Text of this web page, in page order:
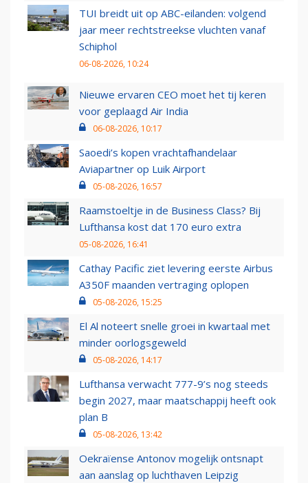
TUI breidt uit op ABC-eilanden: volgend
jaar meer rechtstreekse vluchten vanaf
Schiphol
06-08-2026, 10:24
Nieuwe ervaren CEO moet het tij keren
voor geplaagd Air India
06-08-2026, 10:17
Saoedi’s kopen vrachtafhandelaar
Aviapartner op Luik Airport
05-08-2026, 16:57
Raamstoeltje in de Business Class? Bij
Lufthansa kost dat 170 euro extra
05-08-2026, 16:41
Cathay Pacific ziet levering eerste Airbus
A350F maanden vertraging oplopen
05-08-2026, 15:25
El Al noteert snelle groei in kwartaal met
minder oorlogsgeweld
05-08-2026, 14:17
Lufthansa verwacht 777-9’s nog steeds
begin 2027, maar maatschappij heeft ook
plan B
05-08-2026, 13:42
Oekraïense Antonov mogelijk ontsnapt
aan aanslag op luchthaven Leipzig